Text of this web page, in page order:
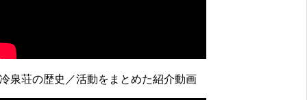
泉荘の歴史／活動をまとめた紹介動画